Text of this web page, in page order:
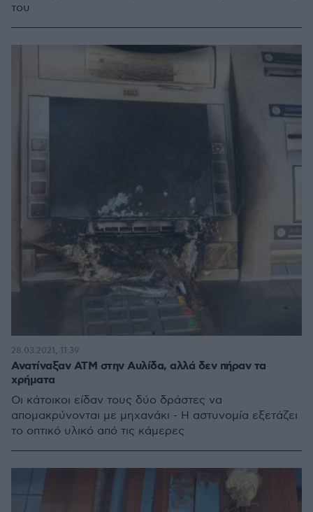
του
Ανατίναξαν ΑΤΜ στην Αυλίδα, αλλά δεν πήραν τα
χρήματα
Οι κάτοικοι είδαν τους δύο δράστες να
απομακρύνονται με μηχανάκι - Η αστυνομία εξετάζει
το οπτικό υλικό από τις κάμερες
28.03.2021, 11:39